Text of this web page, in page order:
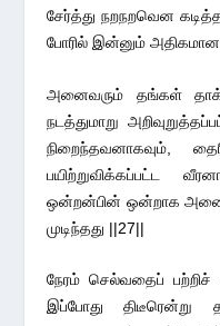
சேர்த்து நறநறவென
போரில் இன்னும்
அனைவரும் தங்கள்
நடத்துமாறு
நிறைந்தவனாகவும்,
பயிற்றுவிக்கப்பட்ட
ஒன்றன்பின் ஒன்றாக
முடிந்தது ||27||
நேரம் செல்வதைப் பற்றிச்
இப்போது திடீரென்று